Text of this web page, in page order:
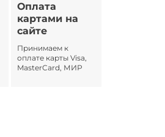
Оплата
картами на
сайте
Принимаем к
оплате карты Visa,
MasterCard, МИР